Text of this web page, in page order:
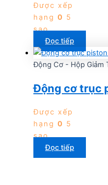
Được xếp
hạng 0 5
sao
Đọc tiếp
Động Cơ - Hộp Giảm
Động cơ trục
Được xếp
hạng 0 5
sao
Đọc tiếp